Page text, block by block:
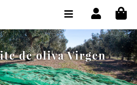
de oliva Virgen
TIENDA COMPRA ONLINE
COOPERATIVA